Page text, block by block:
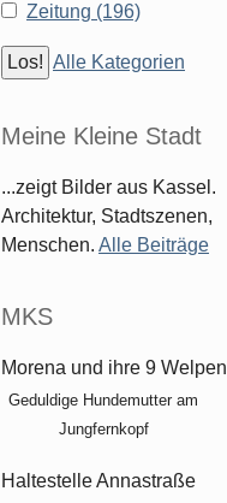
Zeitung (196)
Alle Kategorien
Meine Kleine Stadt
...zeigt Bilder aus Kassel.
Architektur, Stadtszenen,
Menschen. Alle Beiträge
MKS
Morena und ihre 9 Welpen
Geduldige Hundemutter am
Jungfernkopf
Haltestelle Annastraße